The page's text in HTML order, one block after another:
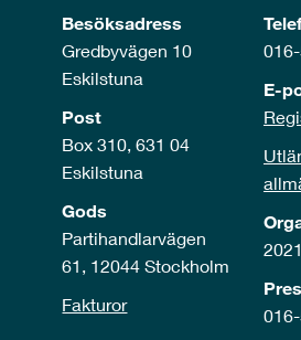
Besöksadress
Gredbyvägen 10
Eskilstuna
Post
Box 310, 631 04
Eskilstuna
Gods
Partihandlarvägen
61, 12044 Stockholm
Fakturor
E-